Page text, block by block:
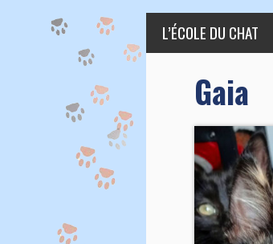
L’ÉCOLE DU CHAT
Gaia